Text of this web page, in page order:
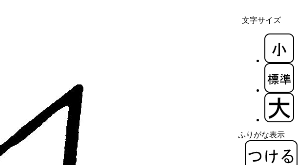
文字サイズ
ふりがな表示